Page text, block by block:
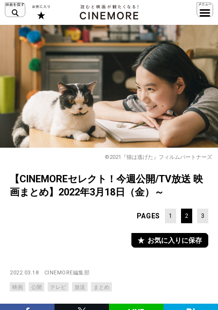
©2021『猫は逃げた』フィルムパートナーズ
【CINEMOREセレクト！今週公開/TV放送 映
画まとめ】2022年3月18日（金）～
PAGES 1 2 3
お気に入りに保存
2022.03.18 CINEMORE編集部
映画 公開 テレビ 放送 まとめ